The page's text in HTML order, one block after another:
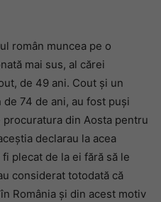
român muncea pe o
mai sus, al cărei
de 49 ani. Cout și un
74 de ani, au fost puși
din Aosta pentru
declarau la acea
plecat de la ei fără să le
considerat totodată că
România și din acest motiv